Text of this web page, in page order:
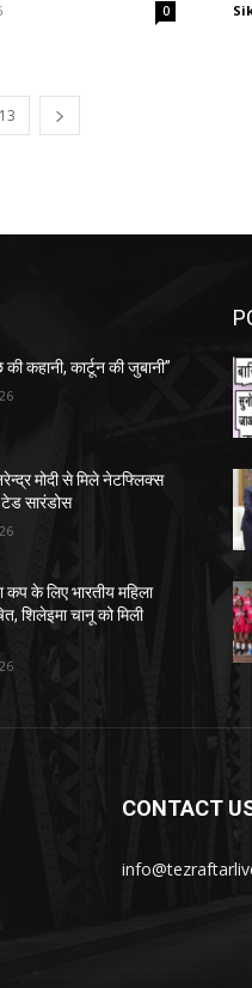
0
13
कहानी, कार्टून की जुबानी”
मोदी से मिले नेटफ्लिक्स
सारंडोस
कप के लिए भारतीय महिला
शिलेइमा चानू को मिली
CONTACT